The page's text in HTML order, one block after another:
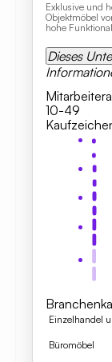
Exklusive und
Objektmöbel
hohe
Dieses
10-49
Einzelhandel
Büromöbel